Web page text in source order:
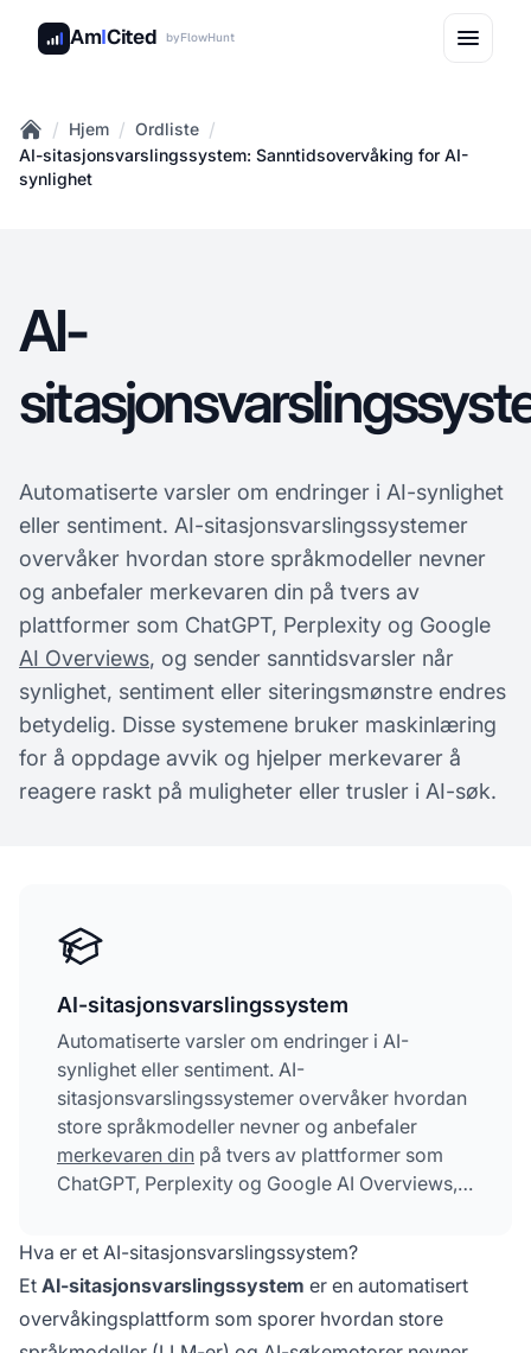
AmICited byFlowHunt
Home
/ Hjem / Ordliste /
AI-sitasjonsvarslingssystem: Sanntidsovervåking for AI-
synlighet
AI-
Automatiserte varsler om endringer i AI-synlighet
eller sentiment. AI-sitasjonsvarslingssystemer
overvåker hvordan store språkmodeller nevner
og anbefaler merkevaren din på tvers av
plattformer som ChatGPT, Perplexity og Google
AI Overviews, og sender sanntidsvarsler når
synlighet, sentiment eller siteringsmønstre endres
betydelig. Disse systemene bruker maskinlæring
for å oppdage avvik og hjelper merkevarer å
reagere raskt på muligheter eller trusler i AI-søk.
AI-sitasjonsvarslingssystem
Automatiserte varsler om endringer i AI-
synlighet eller sentiment. AI-
sitasjonsvarslingssystemer overvåker hvordan
store språkmodeller nevner og anbefaler
merkevaren din på tvers av plattformer som
ChatGPT, Perplexity og Google AI Overviews,
sentiment eller siteringsmønstre endres
betydelig. Disse systemene bruker
maskinlæring for å oppdage avvik og hjelper
merkevarer å reagere raskt på muligheter eller
Hva er et AI-sitasjonsvarslingssystem?
Et AI-sitasjonsvarslingssystem er en automatisert
overvåkingsplattform som sporer hvordan store